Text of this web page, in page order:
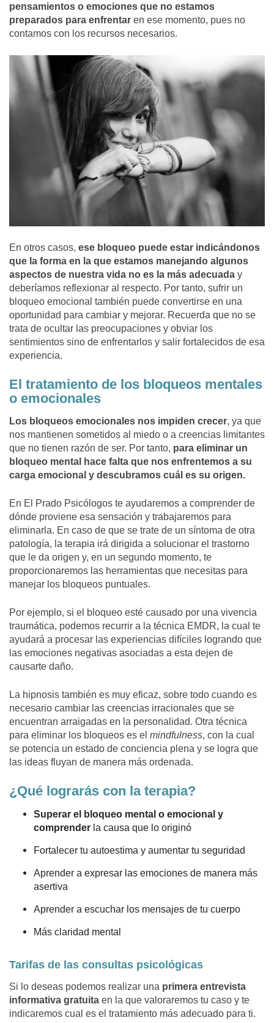
pensamientos o emociones que no estamos
preparados para enfrentar en ese momento, pues no
contamos con los recursos necesarios.
En otros casos, ese bloqueo puede estar indicándonos
que la forma en la que estamos manejando algunos
aspectos de nuestra vida no es la más adecuada y
deberíamos reflexionar al respecto. Por tanto, sufrir un
bloqueo emocional también puede convertirse en una
oportunidad para cambiar y mejorar. Recuerda que no se
trata de ocultar las preocupaciones y obviar los
sentimientos sino de enfrentarlos y salir fortalecidos de esa
experiencia.
El tratamiento de los bloqueos mentales
o emocionales
Los bloqueos emocionales nos impiden crecer, ya que
nos mantienen sometidos al miedo o a creencias limitantes
que no tienen razón de ser. Por tanto, para eliminar un
bloqueo mental hace falta que nos enfrentemos a su
carga emocional y descubramos cuál es su origen.
En El Prado Psicólogos te ayudaremos a comprender de
dónde proviene esa sensación y trabajaremos para
eliminarla. En caso de que se trate de un síntoma de otra
patología, la terapia irá dirigida a solucionar el trastorno
que le da origen y, en un segundo momento, te
proporcionaremos las herramientas que necesitas para
manejar los bloqueos puntuales.
Por ejemplo, si el bloqueo esté causado por una vivencia
traumática, podemos recurrir a la técnica EMDR, la cual te
ayudará a procesar las experiencias difíciles logrando que
las emociones negativas asociadas a esta dejen de
causarte daño.
La hipnosis también es muy eficaz, sobre todo cuando es
necesario cambiar las creencias irracionales que se
encuentran arraigadas en la personalidad. Otra técnica
para eliminar los bloqueos es el mindfulness, con la cual
se potencia un estado de conciencia plena y se logra que
las ideas fluyan de manera más ordenada.
¿Qué lograrás con la terapia?
Superar el bloqueo mental o emocional y
comprender la causa que lo originó
Fortalecer tu autoestima y aumentar tu seguridad
Aprender a expresar las emociones de manera más
asertiva
Aprender a escuchar los mensajes de tu cuerpo
Más claridad mental
Tarifas de las consultas psicológicas
Si lo deseas podemos realizar una primera entrevista
informativa gratuita en la que valoraremos tu caso y te
indicaremos cual es el tratamiento más adecuado para ti.